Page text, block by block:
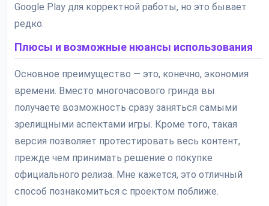
Google Play для корректной работы, но это бывает
редко.
Плюсы и возможные нюансы использования
Основное преимущество — это, конечно, экономия
времени. Вместо многочасового гринда вы
получаете возможность сразу заняться самыми
зрелищными аспектами игры. Кроме того, такая
версия позволяет протестировать весь контент,
прежде чем принимать решение о покупке
официального релиза. Мне кажется, это отличный
способ познакомиться с проектом поближе.